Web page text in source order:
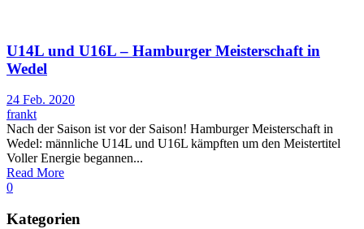
U14L und U16L – Hamburger Meisterschaft in
Wedel
24 Feb. 2020
frankt
Nach der Saison ist vor der Saison! Hamburger Meisterschaft in
Wedel: männliche U14L und U16L kämpften um den Meistertitel
Voller Energie begannen...
Read More
0
Kategorien